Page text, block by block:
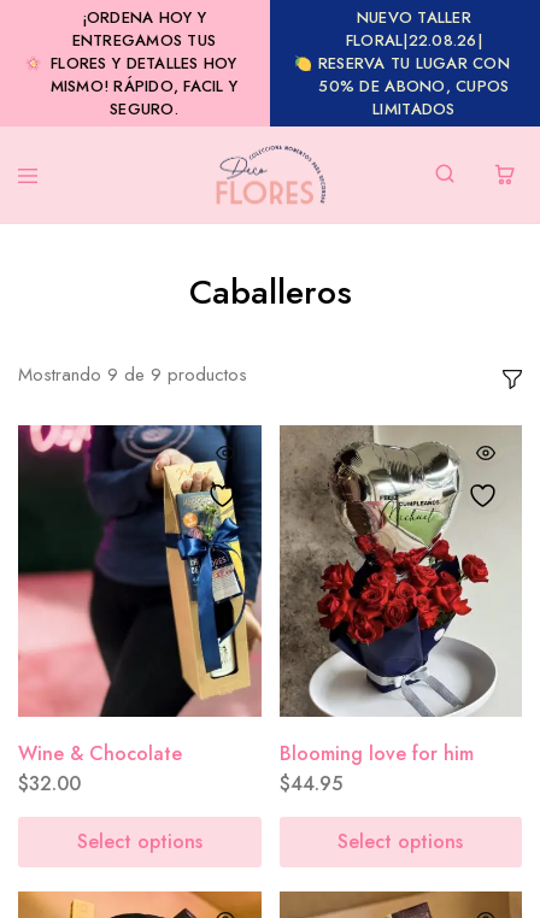
¡ORDENA HOY Y
ENTREGAMOS TUS
FLORES Y DETALLES HOY
MISMO! RÁPIDO, FACIL Y
SEGURO.
NUEVO TALLER
FLORAL|22.08.26|
RESERVA TU LUGAR CON
50% DE ABONO, CUPOS
LIMITADOS
Caballeros
Mostrando 9 de 9 productos
Wine & Chocolate
$32.00
Select options
Blooming love for him
$44.95
Select options